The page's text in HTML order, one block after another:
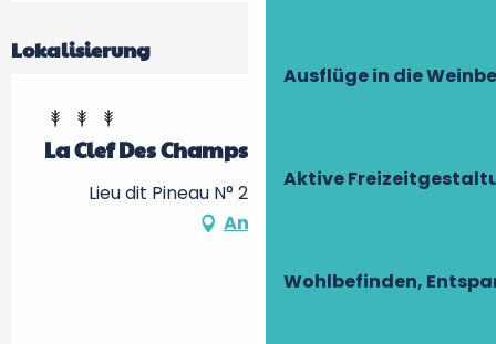
Ausflüge in die
Aktive
Wohlbefinden,
Lokalisierung
La Clef Des Champs
Lieu dit Pineau N° 2, 37240 Manthelan
Anfahrt